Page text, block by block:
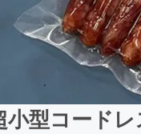
型コード